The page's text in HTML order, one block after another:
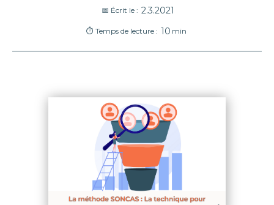
📅 Écrit le : 2.3.2021
⏱ Temps de lecture : 10 min